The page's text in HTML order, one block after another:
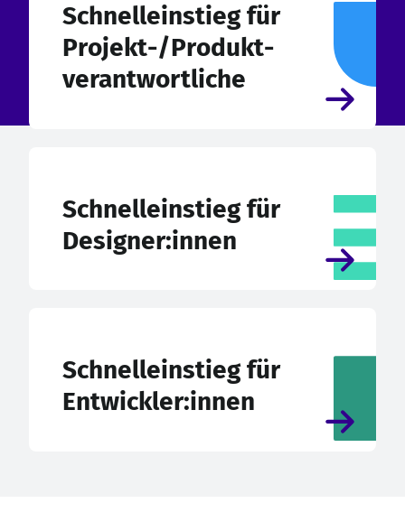
Schnelleinstieg für
Projekt-/Produkt-
verantwortliche
Schnelleinstieg für
Designer:innen
Schnelleinstieg für
Entwickler:innen